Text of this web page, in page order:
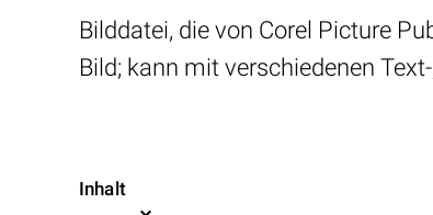
Bilddatei, die von Corel Picture
Bild; kann mit verschiedenen
Inhalt